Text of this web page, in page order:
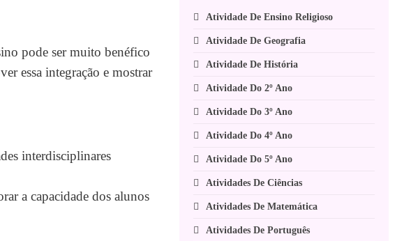
pode ser muito benéfico
essa integração e mostrar
interdisciplinares
a capacidade dos alunos
Atividade De Ensino Religioso
Atividade De Geografia
Atividade De História
Atividade Do 2º Ano
Atividade Do 3º Ano
Atividade Do 4º Ano
Atividade Do 5º Ano
Atividades De Ciências
Atividades De Matemática
Atividades De Português